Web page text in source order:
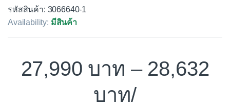
รหัสสินค้า: 3066640-1
Availability: มีสินค้า
27,990 – 28,632
/